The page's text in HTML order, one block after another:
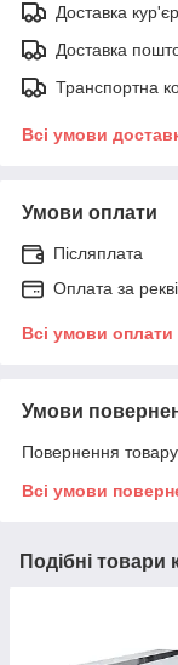
Доставка
Доставка
Транспортна
Всі умови
Умови оплати
Післяплата
Оплата за
Всі умови оплати
Умови
Повернення
Всі умови
Подібні товари